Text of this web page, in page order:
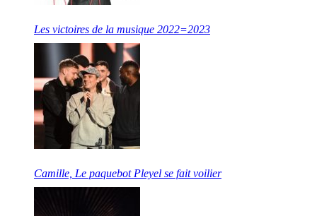
Les victoires de la musique 2022=2023
Camille, Le paquebot Pleyel se fait voilier